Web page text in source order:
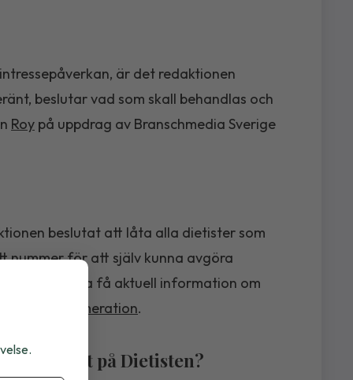
är det redaktionen
beslutar vad som skall behandlas och
Roy på uppdrag av Branschmedia Sverige
beslutat att låta alla dietister som
nummer för att själv kunna avgöra
fortsätta få aktuell information om
prenumeration.
på Dietisten?